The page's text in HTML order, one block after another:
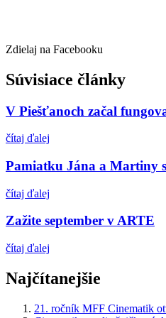
Zdielaj na Facebooku
Súvisiace články
V Piešťanoch začal
čítaj ďalej
Pamiatku Jána a Martiny
čítaj ďalej
Zažite september v ARTE
čítaj ďalej
Najčítanejšie
21. ročník MFF Cinematik